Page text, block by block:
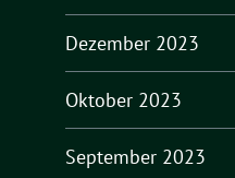
Dezember 2023
Oktober 2023
September 2023